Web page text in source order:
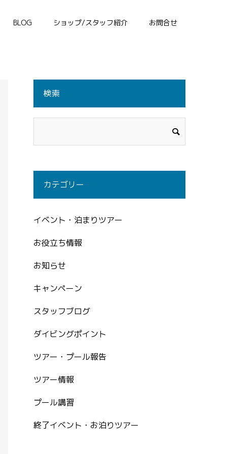
BLOG ショップ/スタッフ紹介 お問合せ
検索
カテゴリー
イベント・泊まりツアー
お役立ち情報
お知らせ
キャンペーン
スタッフブログ
ダイビングポイント
ツアー・プール報告
ツアー情報
プール講習
終了イベント・お泊りツアー